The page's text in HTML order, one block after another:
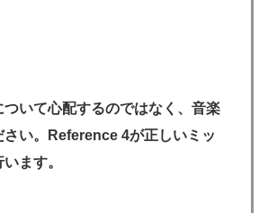
ついて心配するのではなく、音楽
さい。Reference 4が正しいミッ
ます。